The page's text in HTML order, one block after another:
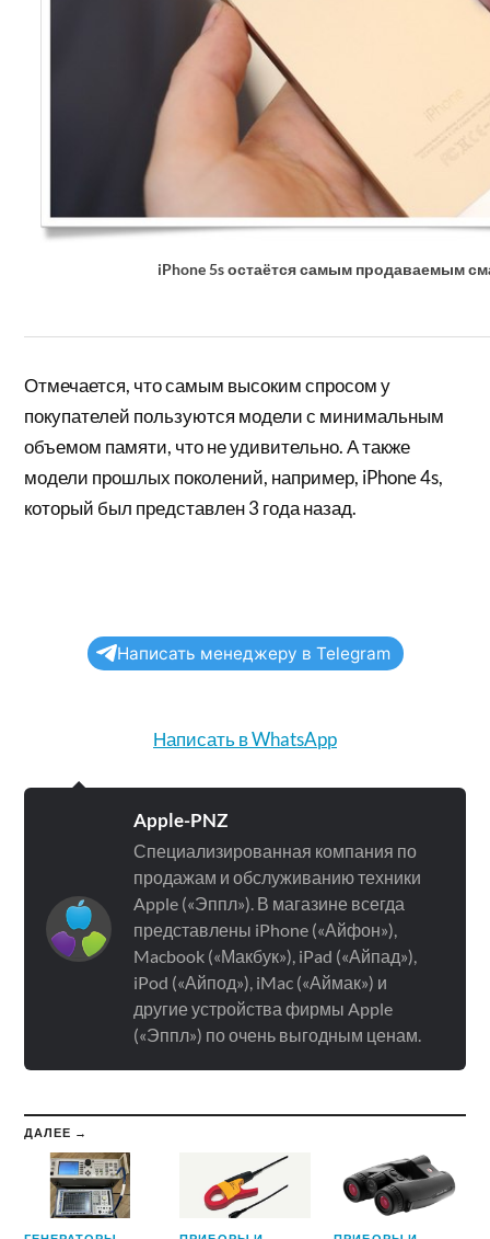
iPhone 5s остаётся самым продаваемым
Отмечается, что самым высоким спросом у
покупателей пользуются модели с минимальным
объемом памяти, что не удивительно. А также
модели прошлых поколений, например, iPhone 4s,
который был представлен 3 года назад.
Написать менеджеру в Telegram
Написать в WhatsApp
Apple-PNZ
Специализированная компания по
продажам и обслуживанию техники
Apple («Эппл»). В магазине всегда
представлены iPhone («Айфон»),
Macbook («Макбук»), iPad («Айпад»),
iPod («Айпод»), iMac («Аймак») и
другие устройства фирмы Apple
(«Эппл») по очень выгодным ценам.
ДАЛЕЕ →